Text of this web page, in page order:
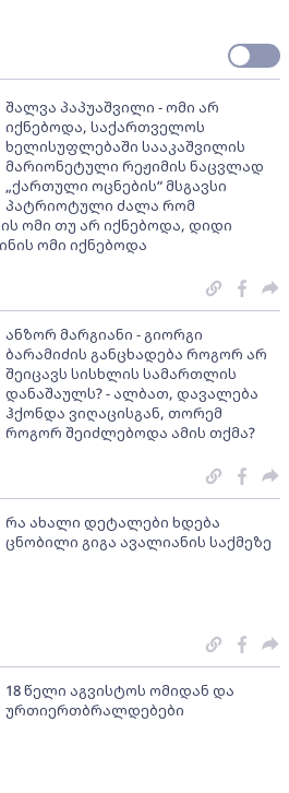
შალვა პაპუაშვილი - ომი არ
იქნებოდა, საქართველოს
ხელისუფლებაში სააკაშვილის
მარიონეტული რეჟიმის ნაცვლად
„ქართული ოცნების“ მსგავსი
პატრიოტული ძალა რომ
ომი თუ არ იქნებოდა, დიდი
ომი იქნებოდა
ანზორ მარგიანი - გიორგი
ბარამიძის განცხადება როგორ არ
შეიცავს სისხლის სამართლის
დანაშაულს? - ალბათ, დავალება
ჰქონდა ვიღაცისგან, თორემ
როგორ შეიძლებოდა ამის თქმა?
რა ახალი დეტალები ხდება
ცნობილი გიგა ავალიანის საქმეზე
18 წელი აგვისტოს ომიდან და
ურთიერთბრალდებები